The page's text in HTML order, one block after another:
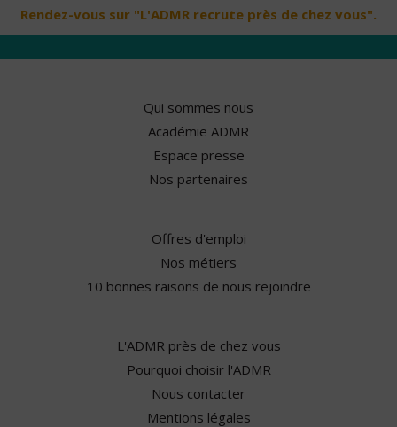
Rendez-vous sur "L'ADMR recrute près de chez vous".
Qui sommes nous
Académie ADMR
Espace presse
Nos partenaires
Offres d'emploi
Nos métiers
10 bonnes raisons de nous rejoindre
L'ADMR près de chez vous
Pourquoi choisir l'ADMR
Nous contacter
Mentions légales